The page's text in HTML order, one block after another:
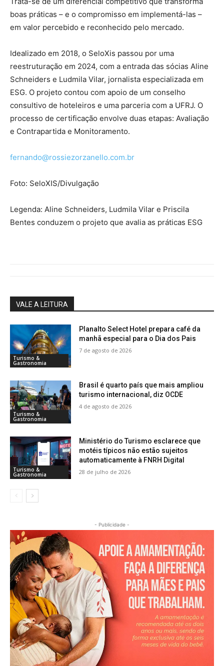
boas práticas – e o compromisso em implementá-las –
em valor percebido e reconhecido pelo mercado.
Idealizado em 2018, o SeloXis passou por uma
reestruturação em 2024, com a entrada das sócias Aline
Schneiders e Ludmila Vilar, jornalista especializada em
ESG. O projeto contou com apoio de um conselho
consultivo de hoteleiros e uma parceria com a UFRJ. O
processo de certificação envolve duas etapas: Avaliação
e Contrapartida e Monitoramento.
fernando@rossiezorzanello.com.br
Foto: SeloXIS/Divulgação
Legenda: Aline Schneiders, Ludmila Vilar e Priscila
Bentes conduzem o projeto que avalia as práticas ESG
VALE A LEITURA
Turismo &
Gastronomia
Planalto Select Hotel prepara café da
manhã especial para o Dia dos Pais
7 de agosto de 2026
Turismo &
Gastronomia
Brasil é quarto país que mais ampliou
turismo internacional, diz OCDE
4 de agosto de 2026
Turismo &
Gastronomia
Ministério do Turismo esclarece que
motéis típicos não estão sujeitos
automaticamente à FNRH Digital
28 de julho de 2026
- Publicidade -